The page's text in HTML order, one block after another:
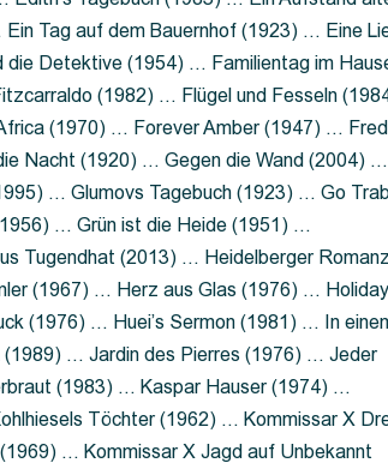
Tag auf dem Bauernhof (1923) … Eine
Detektive (1954) … Familientag im
(1982) … Flügel und Fesseln
(1970) … Forever Amber (1947) …
Nacht (1920) … Gegen die Wand (2004) …
… Glumovs Tagebuch (1923) … Go
… Grün ist die Heide (1951) …
Tugendhat (2013) … Heidelberger
(1967) … Herz aus Glas (1976) …
(1976) … Huei’s Sermon (1981) … In
… Jardin des Pierres (1976) … Jeder
(1983) … Kaspar Hauser (1974) …
Töchter (1962) … Kommissar X
… Kommissar X Jagd auf Unbekannt